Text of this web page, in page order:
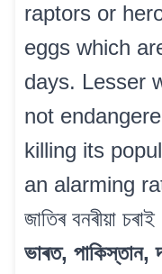
raptors or
eggs which
days. Lesser
not
killing its
an alarming
জাতিৰ বনৰীয়া
ভাৰত, পাকিস্তান,